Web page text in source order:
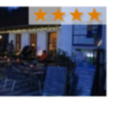
★★★★